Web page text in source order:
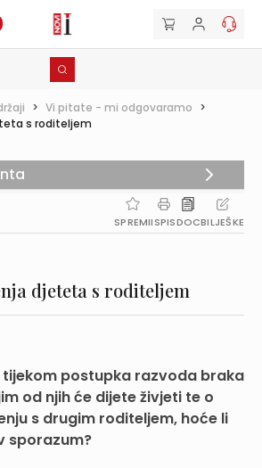
> Vi pitate - mi odgovaramo >
s roditeljem
SPREMIISPISDOCBILJEŠKE
djeteta s roditeljem
postupka razvoda braka
od njih će dijete živjeti te o
s drugim roditeljem, hoće li
sporazum?